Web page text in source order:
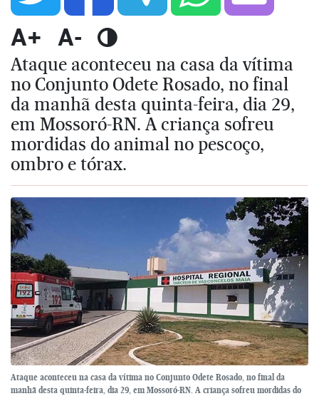
A+ A-
Ataque aconteceu na casa da vítima
no Conjunto Odete Rosado, no final
da manhã desta quinta-feira, dia 29,
em Mossoró-RN. A criança sofreu
mordidas do animal no pescoço,
ombro e tórax.
Ataque aconteceu na casa da vítima no Conjunto Odete Rosado, no final da
manhã desta quinta-feira, dia 29, em Mossoró-RN. A criança sofreu mordidas do